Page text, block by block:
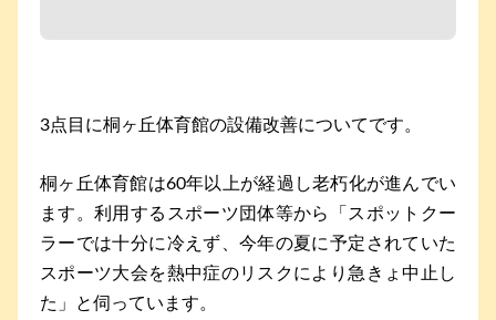
3点目に桐ヶ丘体育館の設備改善についてです。
桐ヶ丘体育館は60年以上が経過し老朽化が進んでい
ます。利用するスポーツ団体等から「スポットクー
ラーでは十分に冷えず、今年の夏に予定されていた
スポーツ大会を熱中症のリスクにより急きょ中止し
た」と伺っています。